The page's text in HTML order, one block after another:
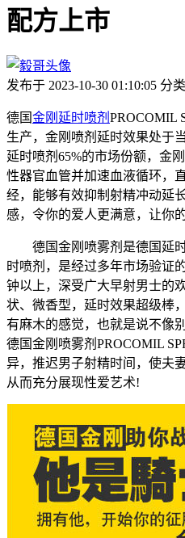
配方上市
发布于 2023-10-30 01:10:05 分类
德国金刚延时喷剂 PROCOMIL
生产，金刚喷剂延时效果处于
延时喷剂65%的市场份额，金
性器官血管并加速血液循环，
经，能够有效抑制射精冲动延
感，令你的爱人更满意，让你
德国金刚喷雾剂是德国延时
时喷剂，是经过多年市场验证
钟以上，深受广大早射男士的
状、微香型，延时效果超级棒
有麻木的感觉，也就是说不像
德国金刚喷雾剂PROCOMIL
异，推迟男子射精时间，使夫
从而充分展现性爱艺术!